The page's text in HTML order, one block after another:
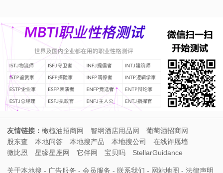
友情链接： 橄榄油招商网 智纲酒店用品网
葡萄酒招商网
股东查
本地问答 本地搜产品 本地搜公司
在线许愿墙
微比恩
星缘星座网 它伴网 宝贝吗 StellarGuidance
关于本地搜 - 广告服务 - 会员服务 - 联系我们 - 网站地图 - 法律声明